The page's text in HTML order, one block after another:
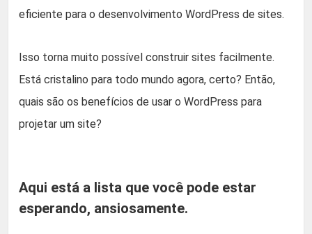
eficiente para o desenvolvimento WordPress de sites.
Isso torna muito possível construir sites facilmente.
Está cristalino para todo mundo agora, certo? Então,
quais são os benefícios de usar o WordPress para
projetar um site?
Aqui está a lista que você pode estar
esperando, ansiosamente.